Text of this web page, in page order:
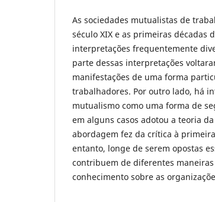
As sociedades mutualistas de
século XIX e as primeiras décadas
interpretações frequentemente
parte dessas interpretações
manifestações de uma forma
trabalhadores. Por outro lado, há
mutualismo como uma forma de
em alguns casos adotou a teoria
abordagem fez da crítica à
entanto, longe de serem opostas
contribuem de diferentes
conhecimento sobre as